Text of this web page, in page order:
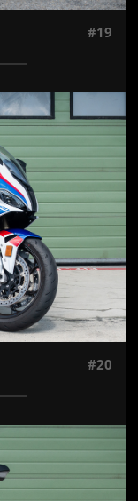
#19
#20